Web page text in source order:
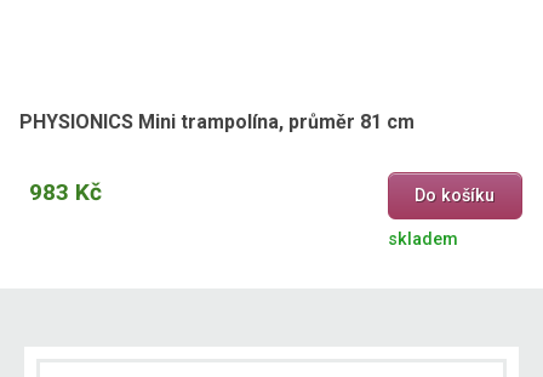
PHYSIONICS Mini trampolína, průměr 81 cm
983 Kč Do košíku
skladem